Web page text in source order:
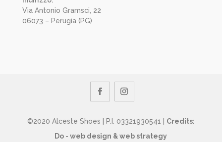
Via Antonio Gramsci, 22
06073 – Perugia (PG)
©2020 Alceste Shoes | P.I. 03321930541 | Credits:
Do - web design & web strategy